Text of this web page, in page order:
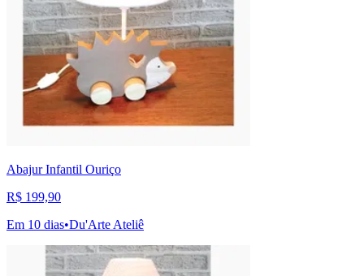
Abajur Infantil Ouriço
R$ 199,90
Em 10 dias•Du'Arte Ateliê